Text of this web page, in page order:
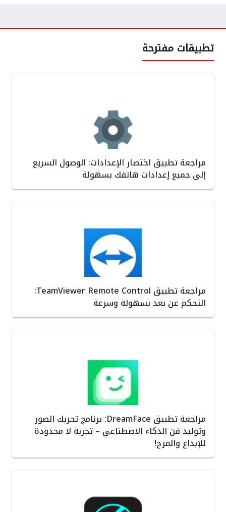
تطبيقات مفترحة
مراجعة تطبيق اختصار الإعدادات: الوصول السريع
إلى جميع إعدادات هاتفك بسهولة
مراجعة تطبيق TeamViewer Remote Control:
التحكم عن بعد بسهولة وسرعة
مراجعة تطبيق DreamFace: برنامج تحريك الصور
وتوليد فن الذكاء الاصطناعي – تجربة لا محدودة
للإبداع والمرح!